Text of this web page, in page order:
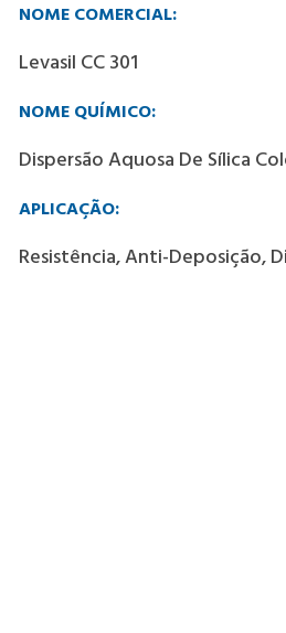
NOME COMERCIAL:
Levasil CC 301
NOME QUÍMICO:
Dispersão Aquosa De Sílica
APLICAÇÃO:
Resistência, Anti-Deposição,